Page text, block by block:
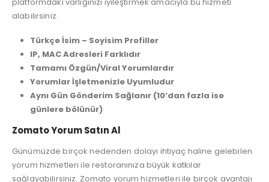
alabilirsiniz.
Türkçe İsim – Soyisim Profiller
IP, MAC Adresleri Farklıdır
Tamamı Özgün/Viral Yorumlardır
Yorumlar İşletmenizle Uyumludur
Aynı Gün Gönderim Sağlanır (10’dan fazla ise
günlere bölünür)
Zomato Yorum Satın Al
Günümüzde birçok nedenden dolayı ihtiyaç haline gelebilen
yorum hizmetleri ile restoranınıza büyük katkılar
sağlayabilirsiniz. Zomato yorum hizmetleri ile birçok avantajı